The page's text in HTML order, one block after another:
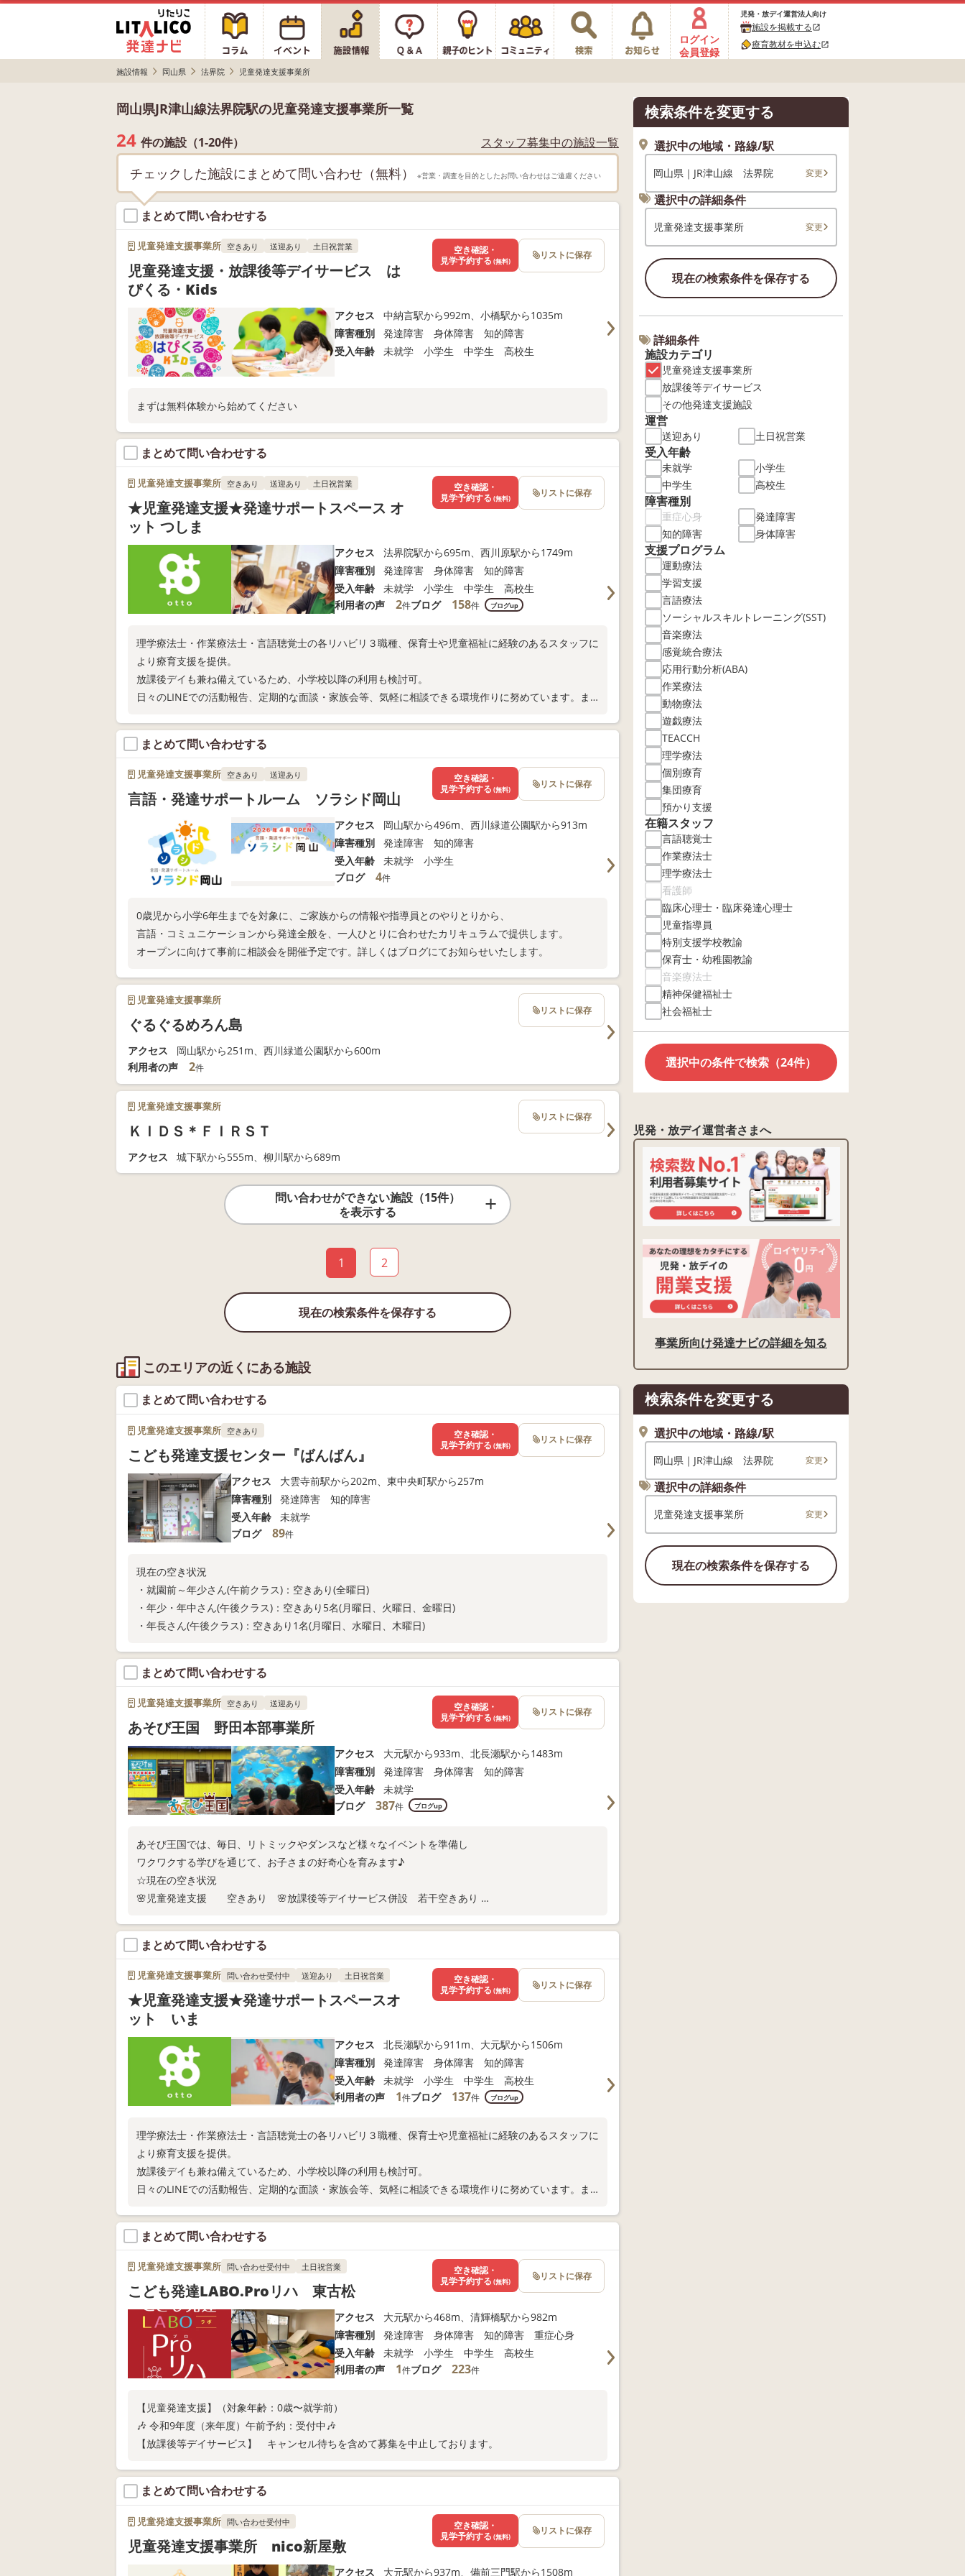
ログイン
会員登録
児発・放デイ運営法人向け
施設を掲載するopen_in_new
療育教材を申込むopen_in_new
施設情報 岡山県 法界院 児童発達支援事業所
岡山県JR津山線法界院駅の児童発達支援事業所一覧
24 件の施設（1-20件） スタッフ募集中の施設一覧
チェックした施設にまとめて問い合わせ（無料） ※営業・調査を目的としたお問い合わせはご遠慮ください
まとめて問い合わせする
児童発達支援事業所 空きあり 送迎あり 土日祝営業
児童発達支援・放課後等デイサービス は
ぴくる・Kids
アクセス
中納言駅から992m、小橋駅から1035m
障害種別
発達障害 身体障害 知的障害
受入年齢
未就学 小学生 中学生 高校生
まずは無料体験から始めてください
空き確認・
見学予約する (無料) リストに保存
まとめて問い合わせする
児童発達支援事業所 空きあり 送迎あり 土日祝営業
★児童発達支援★発達サポートスペース オ
ット つしま
アクセス
法界院駅から695m、西川原駅から1749m
障害種別
発達障害 身体障害 知的障害
受入年齢
未就学 小学生 中学生 高校生
利用者の声
2件ブログ 158件 ブログup
理学療法士・作業療法士・言語聴覚士の各リハビリ３職種、保育士や児童福祉に経験のあるスタッフに
より療育支援を提供。
放課後デイも兼ね備えているため、小学校以降の利用も検討可。
日々のLINEでの活動報告、定期的な面談・家族会等、気軽に相談できる環境作りに努めています。ま
空き確認・
見学予約する (無料) リストに保存
まとめて問い合わせする
児童発達支援事業所 空きあり 送迎あり
言語・発達サポートルーム ソラシド岡山
アクセス
岡山駅から496m、西川緑道公園駅から913m
障害種別
発達障害 知的障害
受入年齢
未就学 小学生
ブログ
4件
0歳児から小学6年生までを対象に、ご家族からの情報や指導員とのやりとりから、
言語・コミュニケーションから発達全般を、一人ひとりに合わせたカリキュラムで提供します。
オープンに向けて事前に相談会を開催予定です。詳しくはブログにてお知らせいたします。
空き確認・
見学予約する (無料) リストに保存
児童発達支援事業所
ぐるぐるめろん島
アクセス
岡山駅から251m、西川緑道公園駅から600m
利用者の声
2件
リストに保存
児童発達支援事業所
ＫＩＤＳ＊ＦＩＲＳＴ
アクセス 城下駅から555m、柳川駅から689m
リストに保存
問い合わせができない施設（15件）
を表示する
1 2
現在の検索条件を保存する
このエリアの近くにある施設
まとめて問い合わせする
児童発達支援事業所 空きあり
こども発達支援センター『ばんばん』
アクセス
大雲寺前駅から202m、東中央町駅から257m
障害種別
発達障害 知的障害
受入年齢
未就学
ブログ
89件
現在の空き状況
・就園前～年少さん(午前クラス)：空きあり(全曜日)
・年少・年中さん(午後クラス)：空きあり5名(月曜日、火曜日、金曜日)
・年長さん(午後クラス)：空きあり1名(月曜日、水曜日、木曜日)
空き確認・
見学予約する (無料) リストに保存
まとめて問い合わせする
児童発達支援事業所 空きあり 送迎あり
あそび王国 野田本部事業所
アクセス
大元駅から933m、北長瀬駅から1483m
障害種別
発達障害 身体障害 知的障害
受入年齢
未就学
ブログ
387件 ブログup
あそび王国では、毎日、リトミックやダンスなど様々なイベントを準備し
ワクワクする学びを通じて、お子さまの好奇心を育みます♪
☆現在の空き状況
🌸児童発達支援 空きあり 🌸放課後等デイサービス併設 若干空きあり
空き確認・
見学予約する (無料) リストに保存
まとめて問い合わせする
児童発達支援事業所 問い合わせ受付中 送迎あり 土日祝営業
★児童発達支援★発達サポートスペースオ
ット いま
アクセス
北長瀬駅から911m、大元駅から1506m
障害種別
発達障害 身体障害 知的障害
受入年齢
未就学 小学生 中学生 高校生
利用者の声
1件ブログ 137件 ブログup
理学療法士・作業療法士・言語聴覚士の各リハビリ３職種、保育士や児童福祉に経験のあるスタッフに
より療育支援を提供。
放課後デイも兼ね備えているため、小学校以降の利用も検討可。
日々のLINEでの活動報告、定期的な面談・家族会等、気軽に相談できる環境作りに努めています。ま
空き確認・
見学予約する (無料) リストに保存
まとめて問い合わせする
児童発達支援事業所 問い合わせ受付中 土日祝営業
こども発達LABO.Proリハ 東古松
アクセス
大元駅から468m、清輝橋駅から982m
障害種別
発達障害 身体障害 知的障害 重症心身
受入年齢
未就学 小学生 中学生 高校生
利用者の声
1件ブログ 223件
【児童発達支援】（対象年齢：0歳〜就学前）
🎶 令和9年度（来年度）午前予約：受付中🎶
【放課後等デイサービス】 キャンセル待ちを含めて募集を中止しております。
空き確認・
見学予約する (無料) リストに保存
まとめて問い合わせする
児童発達支援事業所 問い合わせ受付中
児童発達支援事業所 nico新屋敷
アクセス 大元駅から937m、備前三門駅から1508m
空き確認・
見学予約する (無料) リストに保存
検索条件を変更する
選択中の地域・路線/駅
岡山県｜JR津山線 法界院 変更
選択中の詳細条件
児童発達支援事業所 変更
現在の検索条件を保存する
詳細条件
施設カテゴリ
児童発達支援事業所
放課後等デイサービス
その他発達支援施設
運営
送迎あり 土日祝営業
受入年齢
未就学
小学生
中学生
高校生
障害種別
重症心身
発達障害
知的障害
身体障害
支援プログラム
運動療法
学習支援
言語療法
ソーシャルスキルトレーニング(SST)
音楽療法
感覚統合療法
応用行動分析(ABA)
作業療法
動物療法
遊戯療法
TEACCH
理学療法
個別療育
集団療育
預かり支援
在籍スタッフ
言語聴覚士
作業療法士
理学療法士
看護師
臨床心理士・臨床発達心理士
児童指導員
特別支援学校教諭
保育士・幼稚園教諭
音楽療法士
精神保健福祉士
社会福祉士
選択中の条件で検索（24件）
児発・放デイ運営者さまへ
事業所向け発達ナビの詳細を知る
検索条件を変更する
選択中の地域・路線/駅
岡山県｜JR津山線 法界院 変更
選択中の詳細条件
児童発達支援事業所 変更
現在の検索条件を保存する